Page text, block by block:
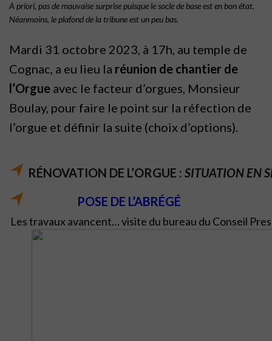
A priori, pas de mauvaise surprise puisque le socle de base est en bon état.
Néanmoins, le plafond de la tribune est un peu bas.
Mardi 31 octobre 2023, à 17h, au temple de
Cognac, a eu lieu la réunion de chantier de
l’Orgue avec le facteur d’orgues, Monsieur
Boulay, pour faire le point sur la réfection de
l’orgue et définir la suite (choix d’options).
RÉNOVATION DE L’ORGUE : SITUATION EN
POSE DE L’ABRÉGÉ
Les travaux avancent… visite du bureau du Conseil